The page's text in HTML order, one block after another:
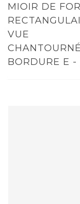
MIOIR DE
VUE
BORDURE E -